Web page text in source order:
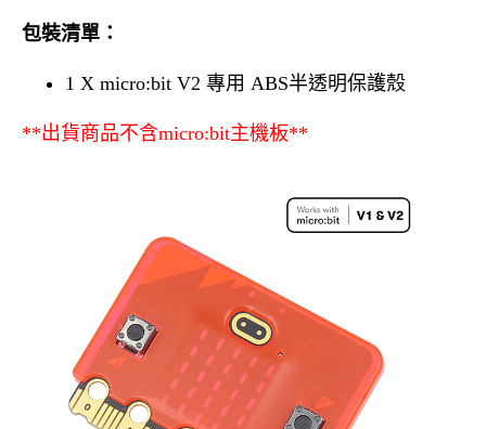
包裝清單：
1 X micro:bit V2 專用 ABS半透明保護殼
**出貨商品不含micro:bit主機板**